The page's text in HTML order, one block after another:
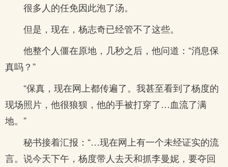
很多人的任免因此泡了汤。
但是，现在，杨志奇已经管不了这些。
他整个人僵在原地，几秒之后，他问道：“消息保
真吗？”
“保真，现在网上都传遍了。我甚至看到了杨度的
现场照片，他很狼狈，他的手被打穿了…血流了满
地。”
秘书接着汇报：“…现在网上有一个未经证实的流
言。说今天下午，杨度带人去天和抓李曼妮，要夺回